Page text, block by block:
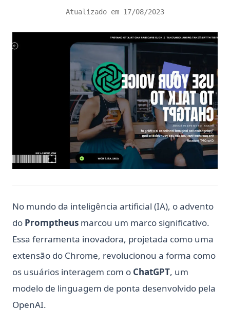
Atualizado em 17/08/2023
No mundo da inteligência artificial (IA), o advento
do Promptheus marcou um marco significativo.
Essa ferramenta inovadora, projetada como uma
extensão do Chrome, revolucionou a forma como
os usuários interagem com o ChatGPT, um
modelo de linguagem de ponta desenvolvido pela
OpenAI.